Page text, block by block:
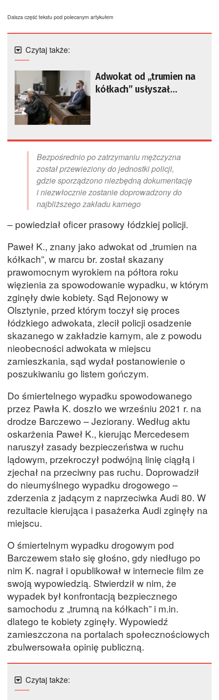
Dalsza część tekstu pod polecanym artykułem
Czytaj także:
Adwokat od „trumien na
kółkach” usłyszał
Bezpośrednio po zatrzymaniu mężczyzna
został przewieziony do jednostki policji,
gdzie sporządzono niezbędną dokumentację
i niezwłocznie zostanie doprowadzony do
najbliższego zakładu karnego
– powiedział oficer prasowy łódzkiej policji.
Paweł K., znany jako adwokat od „trumien na
kółkach”, w marcu br. został skazany
prawomocnym wyrokiem na półtora roku
więzienia za spowodowanie wypadku, w którym
zginęły dwie kobiety. Sąd Rejonowy w
Olsztynie, przed którym toczył się proces
łódzkiego adwokata, zlecił policji osadzenie
skazanego w zakładzie karnym, ale z powodu
nieobecności adwokata w miejscu
zamieszkania, sąd wydał postanowienie o
poszukiwaniu go listem gończym.
Do śmiertelnego wypadku spowodowanego
przez Pawła K. doszło we wrześniu 2021 r. na
drodze Barczewo – Jeziorany. Według aktu
oskarżenia Paweł K., kierując Mercedesem
naruszył zasady bezpieczeństwa w ruchu
lądowym, przekroczył podwójną linię ciągłą i
zjechał na przeciwny pas ruchu. Doprowadził
do nieumyślnego wypadku drogowego –
zderzenia z jadącym z naprzeciwka Audi 80. W
rezultacie kierująca i pasażerka Audi zginęły na
miejscu.
O śmiertelnym wypadku drogowym pod
Barczewem stało się głośno, gdy niedługo po
nim K. nagrał i opublikował w internecie film ze
swoją wypowiedzią. Stwierdził w nim, że
wypadek był konfrontacją bezpiecznego
samochodu z „trumną na kółkach” i m.in.
dlatego te kobiety zginęły. Wypowiedź
zamieszczona na portalach społecznościowych
zbulwersowała opinię publiczną.
Czytaj także: